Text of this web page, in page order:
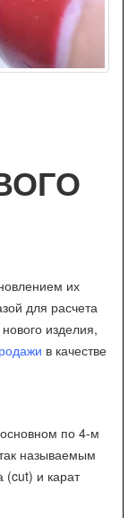
их
для расчета
изделия,
в качестве
по 4-м
называемым
(cut) и карат